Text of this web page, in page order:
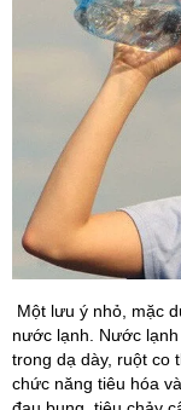
Một lưu ý nhỏ, mặc
nước lạnh. Nước
trong dạ dày, ruột co
chức năng tiêu hóa